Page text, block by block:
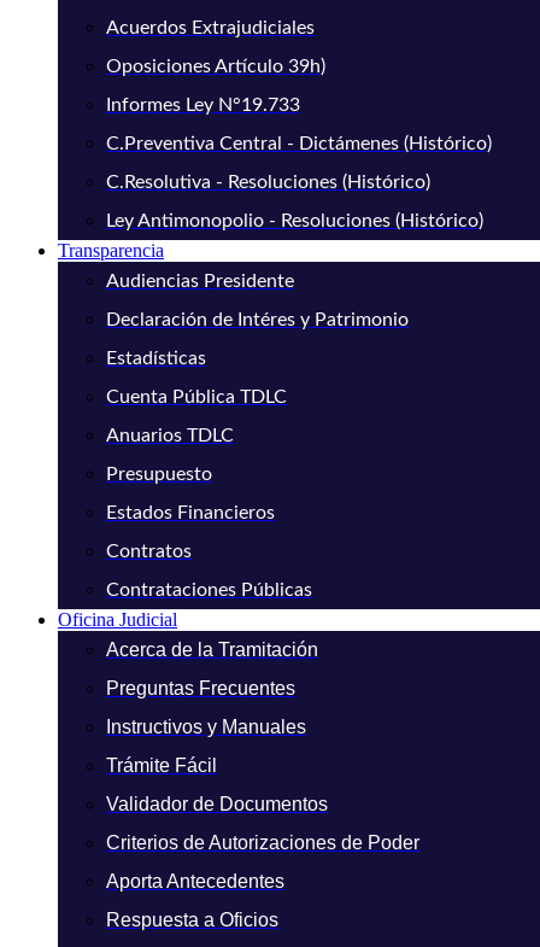
Acuerdos Extrajudiciales
Oposiciones Artículo 39h)
Informes Ley N°19.733
C.Preventiva Central - Dictámenes (Histórico)
C.Resolutiva - Resoluciones (Histórico)
Ley Antimonopolio - Resoluciones (Histórico)
Transparencia
Audiencias Presidente
Declaración de Intéres y Patrimonio
Estadísticas
Cuenta Pública TDLC
Anuarios TDLC
Presupuesto
Estados Financieros
Contratos
Contrataciones Públicas
Oficina Judicial
Acerca de la Tramitación
Preguntas Frecuentes
Instructivos y Manuales
Trámite Fácil
Validador de Documentos
Criterios de Autorizaciones de Poder
Aporta Antecedentes
Respuesta a Oficios